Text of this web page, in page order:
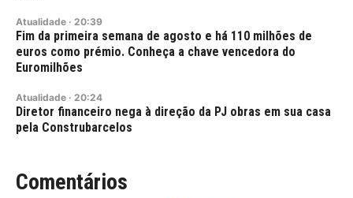
Atualidade · 20:39
Fim da primeira semana de agosto e há 110 milhões de
euros como prémio. Conheça a chave vencedora do
Euromilhões
Atualidade · 20:24
Diretor financeiro nega à direção da PJ obras em sua casa
pela Construbarcelos
Comentários